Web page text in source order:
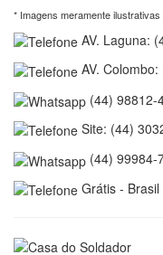
* Imagens meramente ilustrativas
AV. Laguna:
AV.
(44) 98812-
Site: (44)
(44) 99984-
Grátis -